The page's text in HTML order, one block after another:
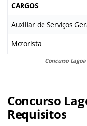
CARGOS
Auxiliar de Serviços
Motorista
Concurso
Concurso
Requisitos